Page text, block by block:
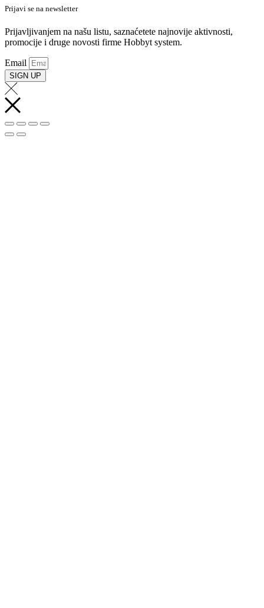
Prijavi se na newsletter
Prijavljivanjem na našu listu, saznaćetete najnovije aktivnosti,
promocije i druge novosti firme Hobbyt system.
Email
SIGN UP